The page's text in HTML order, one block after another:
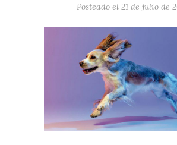
Posteado el 21 de julio de